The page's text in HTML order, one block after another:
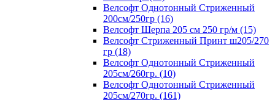
Велсофт Однотонный Стриженный
200см/250гр (16)
Велсофт Шерпа 205 см 250 гр/м (15)
Велсофт Стриженный Принт ш205/270
гр (18)
Велсофт Однотонный Стриженный
205см/260гр. (10)
Велсофт Однотонный Стриженный
205см/270гр. (161)